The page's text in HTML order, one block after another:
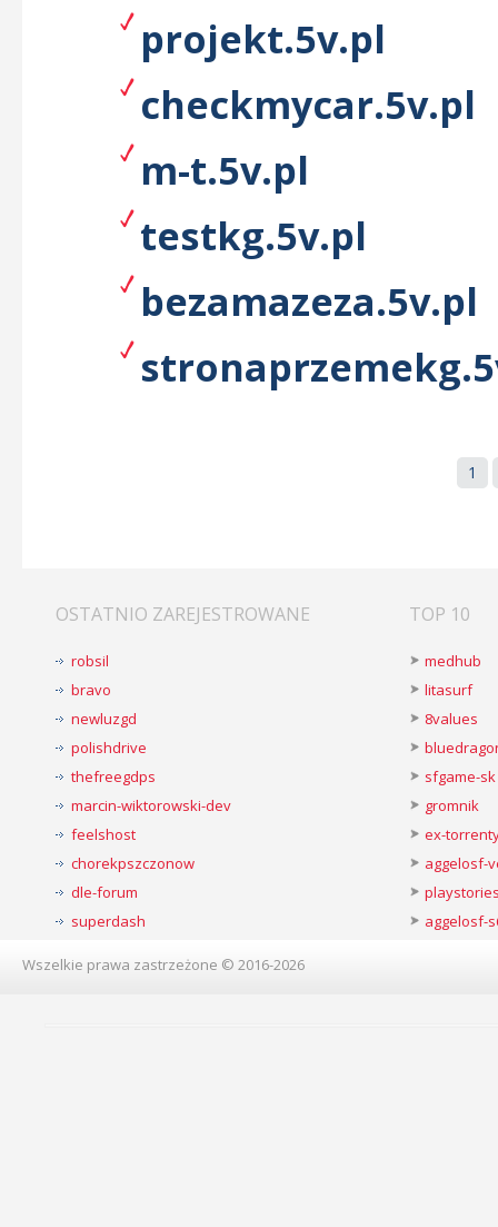
projekt.5v.pl
checkmycar.5v.pl
m-t.5v.pl
testkg.5v.pl
bezamazeza.5v.pl
1
OSTATNIO ZAREJESTROWANE
robsil
bravo
newluzgd
polishdrive
thefreegdps
marcin-wiktorowski-dev
feelshost
chorekpszczonow
dle-forum
superdash
TOP 10
medhub
litasurf
8values
sfgame-sk
gromnik
ex-
aggelosf-
aggelosf-
Wszelkie prawa zastrzeżone © 2016-2026